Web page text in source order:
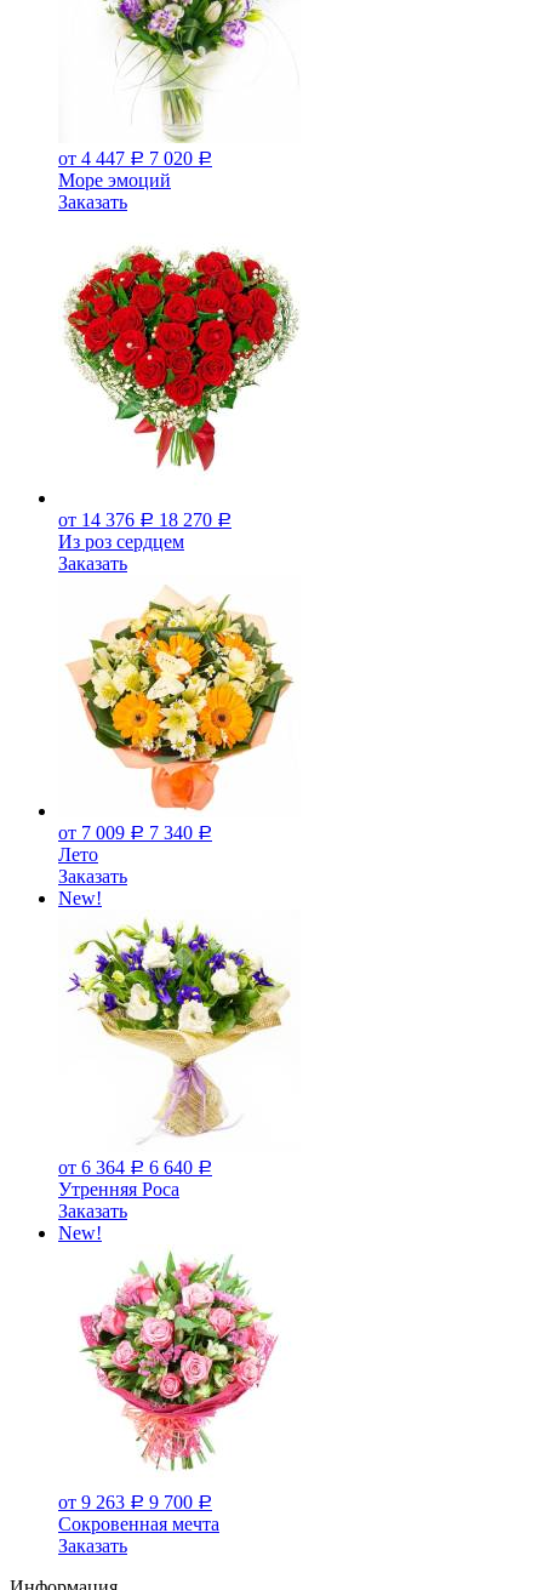
от 4 447 Р 7 020 Р
Море эмоций
Заказать
от 14 376 Р 18 270 Р
Из роз сердцем
Заказать
от 7 009 Р 7 340 Р
Лето
Заказать
New!
от 6 364 Р 6 640 Р
Утренняя Роса
Заказать
New!
от 9 263 Р 9 700 Р
Сокровенная мечта
Заказать